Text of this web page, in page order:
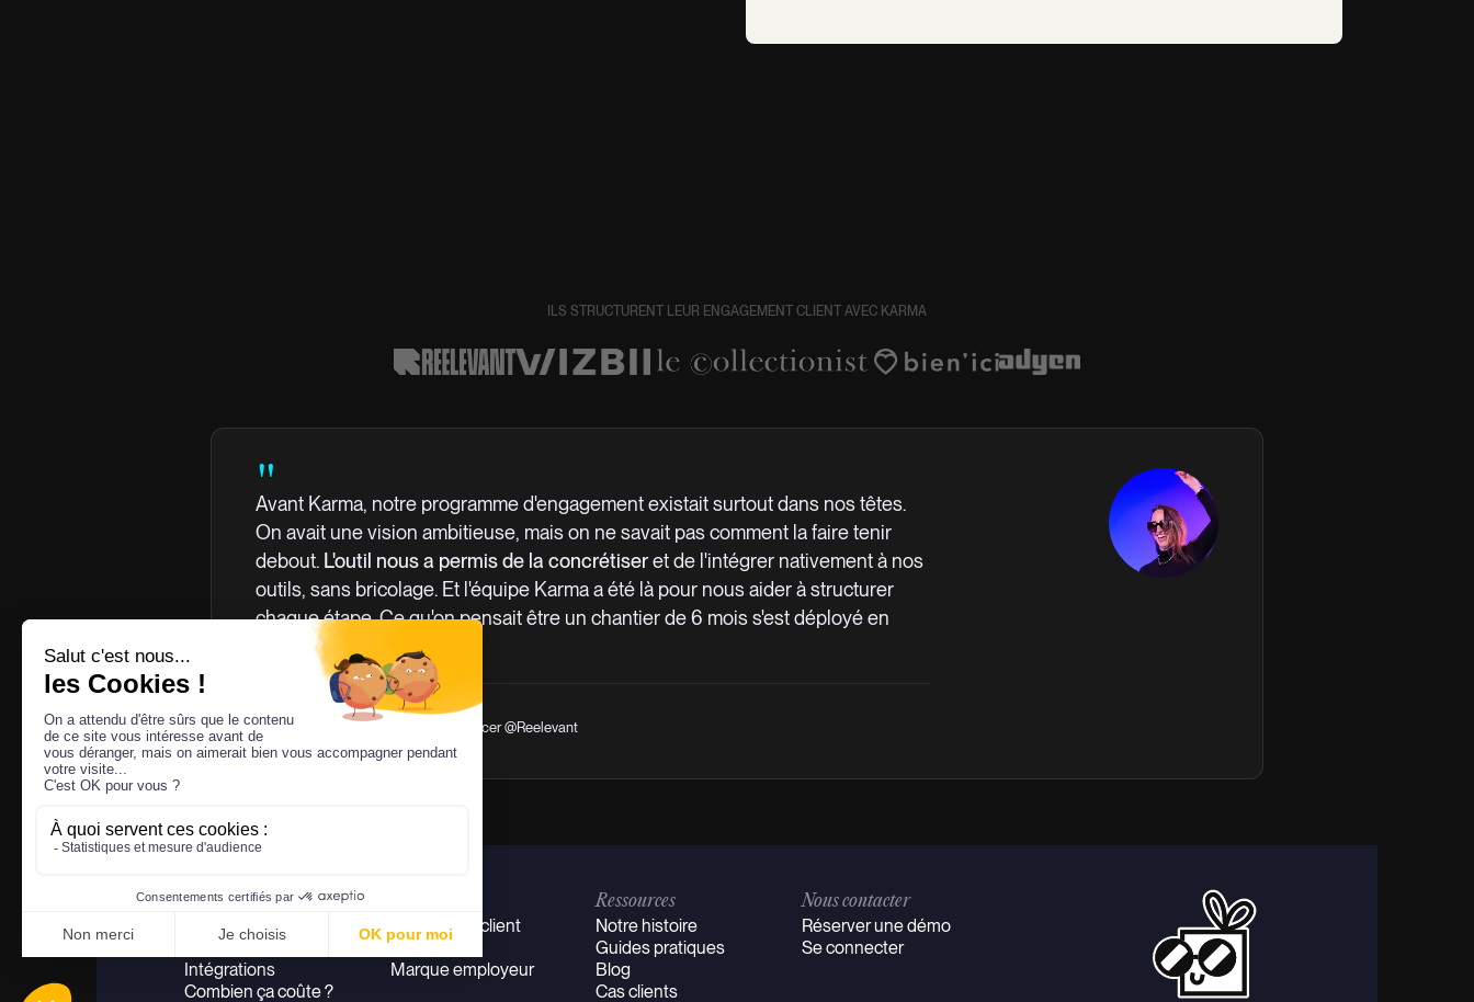
ILS STRUCTURENT LEUR ENGAGEMENT CLIENT AVEC KARMA
"
Avant Karma, notre programme d'engagement existait surtout dans nos têtes.
On avait une vision ambitieuse, mais on ne savait pas comment la faire tenir
debout. L'outil nous a permis de la concrétiseret de l'intégrer nativement à nos
outils, sans bricolage. Et l'équipe Karma a été là pour nous aider à structurer
chaque étape. Ce qu'on pensait être un chantier de 6 mois s'est déployé en
quelques semaines.
S
Sonia Ouaksel
Chief Brand & Experience Officer @Reelevant
Produit
Plateforme de gifting
Intégrations
Combien ça coûte ?
Expérience client
Marque employeur
Ressources
Notre histoire
Guides pratiques
Blog
Cas clients
Nous contacter
Réserver une démo
Se connecter